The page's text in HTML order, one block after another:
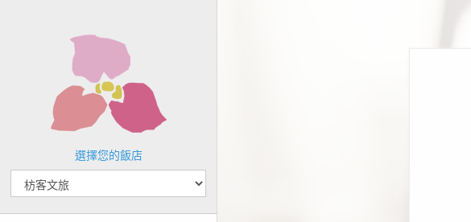
選擇您的飯店